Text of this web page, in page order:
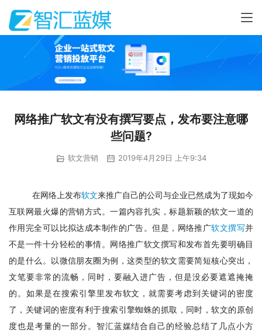
网络推广软文有没有撰写要点，发布要注意哪
些问题?
软文营销 2019年4月29日 上午9:34
在网络上发布软文来推广自己的公司与企业已然成为了现如今
互联网最火爆的营销方式。一篇内容扎实，标题新颖的软文一道的
作用完全可以比拟达成本制作的广告。但是，网络推广软文撰写并
不是一件十分轻松的事情。网络推广软文撰写和发布首先要明确目
的是什么。以微信朋友圈为例，这类型的软文需要简短核心突出，
文笔要非常的流畅，同时，要融入进广告，但是没必要遮遮掩掩
的。如果是在搜索引擎里发布软文，就需要考虑到关键词的密度
了，关键词的密度有利于搜索引擎蜘蛛的抓取，同时，软文的原创
度也是考量的一部分。智汇蓝媒结合自己的经验总结了几点小方